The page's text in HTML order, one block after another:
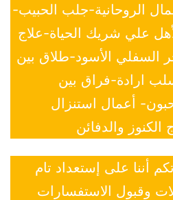
الروحانية-جلب الحبيب-
علي شريك الحياة-علاج
السفلي الأسود-طلاق بين
ارادة-فراق بين
أعمال استنزال
والدفائن
أننا على إستعداد تام
وقبول الاستفسارات